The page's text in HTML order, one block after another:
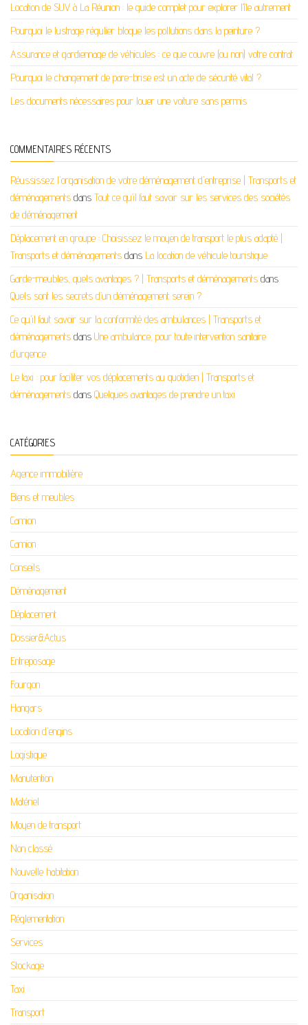
Location de SUV à La Réunion : le guide complet pour explorer l’île autrement
Pourquoi le lustrage régulier bloque les pollutions dans la peinture ?
Assurance et gardiennage de véhicules : ce que couvre (ou non) votre contrat
Pourquoi le changement de pare-brise est un acte de sécurité vital ?
Les documents nécessaires pour louer une voiture sans permis
COMMENTAIRES RÉCENTS
Réussissez l'organisation de votre déménagement d'entreprise | Transports et
déménagements dans Tout ce qu’il faut savoir sur les services des sociétés
de déménagement
Déplacement en groupe : Choisissez le moyen de transport le plus adapté |
Transports et déménagements dans La location de véhicule touristique
Garde-meubles, quels avantages ? | Transports et déménagements dans
Quels sont les secrets d’un déménagement serein ?
Ce qu'il faut savoir sur la conformité des ambulances | Transports et
déménagements dans Une ambulance, pour toute intervention sanitaire
d’urgence
Le taxi : pour faciliter vos déplacements au quotidien | Transports et
déménagements dans Quelques avantages de prendre un taxi
CATÉGORIES
Agence immobilière
Biens et meubles
Camion
Camion
Conseils
Déménagement
Déplacement
Dossier&Actus
Entreposage
Fourgon
Hangars
Location d'engins
Logistique
Manutention
Matériel
Moyen de transport
Non classé
Nouvelle habitation
Organisation
Réglementation
Services
Stockage
Taxi
Transport